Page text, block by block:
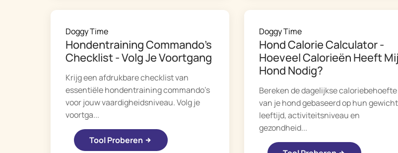
Doggy Time
Hondentraining Commando's
Checklist - Volg Je Voortgang
Krijg een afdrukbare checklist van
essentiële hondentraining commando's
voor jouw vaardigheidsniveau. Volg je
voortga...
Tool Proberen
Doggy Time
Hond Calorie Calculator -
Hoeveel Calorieën Heeft
Hond Nodig?
Bereken de dagelijkse caloriebehoefte
van je hond gebaseerd op hun
leeftijd, activiteitsniveau en
gezondheid...